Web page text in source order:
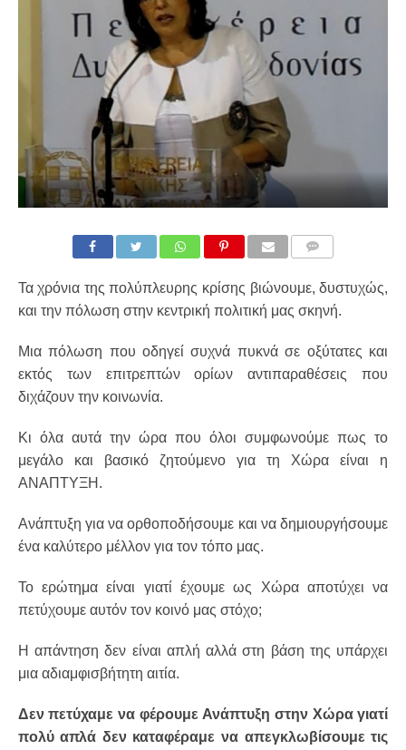
Τα χρόνια της πολύπλευρης κρίσης βιώνουμε, δυστυχώς,
και την πόλωση στην κεντρική πολιτική μας σκηνή.
Μια πόλωση που οδηγεί συχνά πυκνά σε οξύτατες και
εκτός των επιτρεπτών ορίων αντιπαραθέσεις που
διχάζουν την κοινωνία.
Κι όλα αυτά την ώρα που όλοι συμφωνούμε πως το
μεγάλο και βασικό ζητούμενο για τη Χώρα είναι η
ΑΝΑΠΤΥΞΗ.
Ανάπτυξη για να ορθοποδήσουμε και να δημιουργήσουμε
ένα καλύτερο μέλλον για τον τόπο μας.
Το ερώτημα είναι γιατί έχουμε ως Χώρα αποτύχει να
πετύχουμε αυτόν τον κοινό μας στόχο;
Η απάντηση δεν είναι απλή αλλά στη βάση της υπάρχει
μια αδιαμφισβήτητη αιτία.
Δεν πετύχαμε να φέρουμε Ανάπτυξη στην Χώρα γιατί
πολύ απλά δεν καταφέραμε να απεγκλωβίσουμε τις